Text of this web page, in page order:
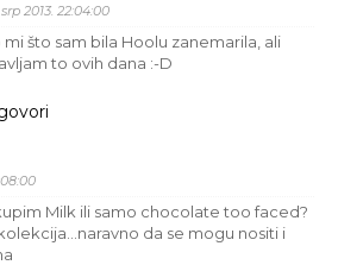
srp 2013. 22:04:00
mi što sam bila Hoolu zanemarila, ali
to ovih dana :-D
Milk ili samo chocolate too faced?
da se mogu nositi i